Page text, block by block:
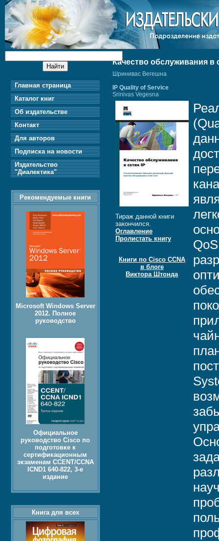
Качество обслуживания в
Шринивас Вегешна
IP Quality of Service
Srinivas Vegesna
Тираж данной книги
закончился.
Оглавление
Пролистать книгу
Книги по Cisco CCNA
в блоге
Виктора Штонда
Главная страница
Каталог книг
Об издательстве
Контакт
Для авторов
Подписка на новости
Издательство
"Диалектика"
Рекомендуемые книги
Microsoft Windows Server
2012. Полное
руководство
Официальное
руководство Cisco по
подготовке к
сертификационным
экзаменам CCENT/CCNA
ICND1 640-822, 3-е
издание
Книга для всех